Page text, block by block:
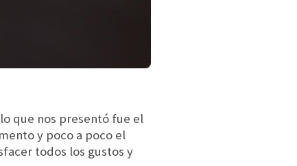
que nos presentó fue el
y poco a poco el
todos los gustos y